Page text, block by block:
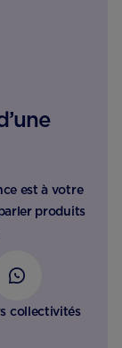
est à votre
produits
collectivités